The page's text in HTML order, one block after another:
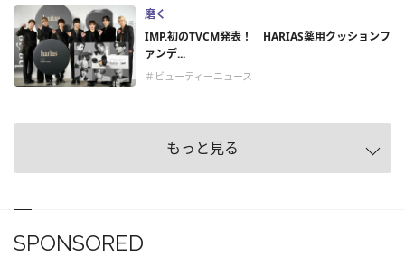
磨く
IMP.初のTVCM発表！ HARIAS薬用クッションフ
ァンデ...
＃ビューティーニュース
もっと見る
SPONSORED